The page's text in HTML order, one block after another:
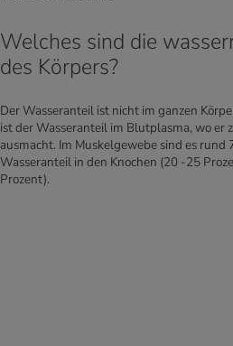
Welches sind die
des Körpers?
Der Wasseranteil ist nicht im ganzen
ist der Wasseranteil im Blutplasma, wo er
ausmacht. Im Muskelgewebe sind es rund
Wasseranteil in den Knochen (20 -25
Prozent).